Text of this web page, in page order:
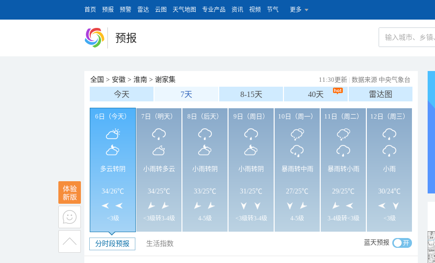
首页 预报 预警 雷达 云图 天气地图 专业产品 资讯 视频 节气 更多
预报
全国 > 安徽 > 淮南 > 谢家集 11:30更新 | 数据来源 中央气象台
今天 7天 8-15天 40天 雷达图
6日（今天）
多云转阴
34/26℃
<3级
7日（明天）
小雨转多云
34/25℃
<3级转3-4级
8日（后天）
小雨转阴
33/25℃
4-5级
9日（周日）
小雨转阴
31/25℃
<3级转3-4级
10日（周一）
暴雨转中雨
27/25℃
4-5级
11日（周二）
暴雨转小雨
29/25℃
3-4级转<3级
12日（周三）
小雨
30/24℃
<3级
分时段预报 生活指数 蓝天预报